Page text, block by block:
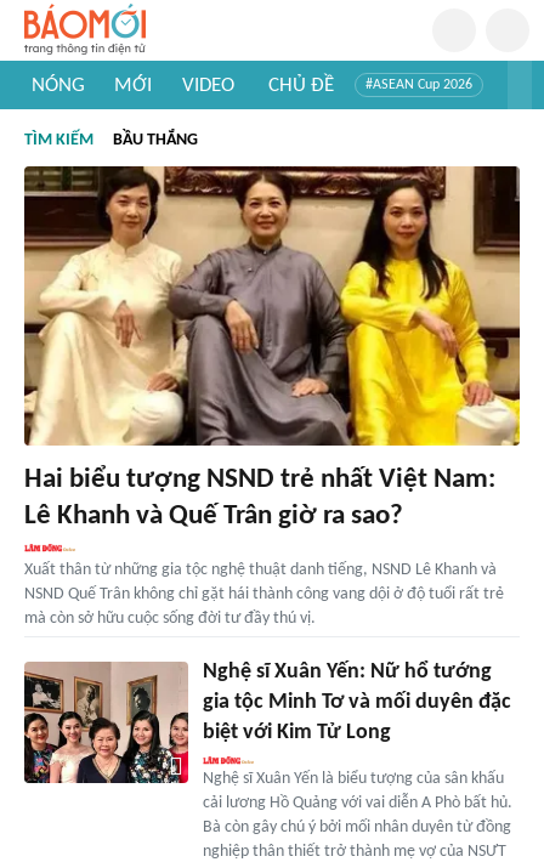
NÓNG MỚI VIDEO CHỦ ĐỀ #ASEAN Cup 2026
#Khám phá thế giới
TÌM KIẾM BẦU THẮNG
Hai biểu tượng NSND trẻ nhất Việt Nam:
Lê Khanh và Quế Trân giờ ra sao?
Xuất thân từ những gia tộc nghệ thuật danh tiếng, NSND Lê Khanh và
NSND Quế Trân không chỉ gặt hái thành công vang dội ở độ tuổi rất trẻ
mà còn sở hữu cuộc sống đời tư đầy thú vị.
Nghệ sĩ Xuân Yến: Nữ hổ tướng
gia tộc Minh Tơ và mối duyên đặc
biệt với Kim Tử Long
Nghệ sĩ Xuân Yến là biểu tượng của sân khấu
cải lương Hồ Quảng với vai diễn A Phò bất hủ.
Bà còn gây chú ý bởi mối nhân duyên từ đồng
nghiệp thân thiết trở thành mẹ vợ của NSƯT